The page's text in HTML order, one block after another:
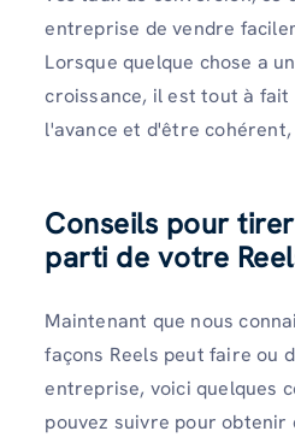
entreprise de vendre
Lorsque quelque chose a
croissance, il est tout à
l'avance et d'être cohérent,
Conseils pour
parti de votre
Maintenant que nous
façons Reels peut faire ou
entreprise, voici quelques
pouvez suivre pour obtenir